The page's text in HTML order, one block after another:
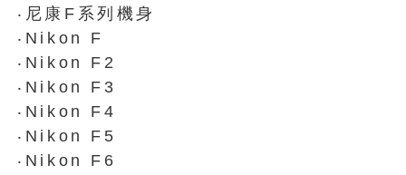
‧尼康F系列機身
‧Nikon F
‧Nikon F2
‧Nikon F3
‧Nikon F4
‧Nikon F5
‧Nikon F6